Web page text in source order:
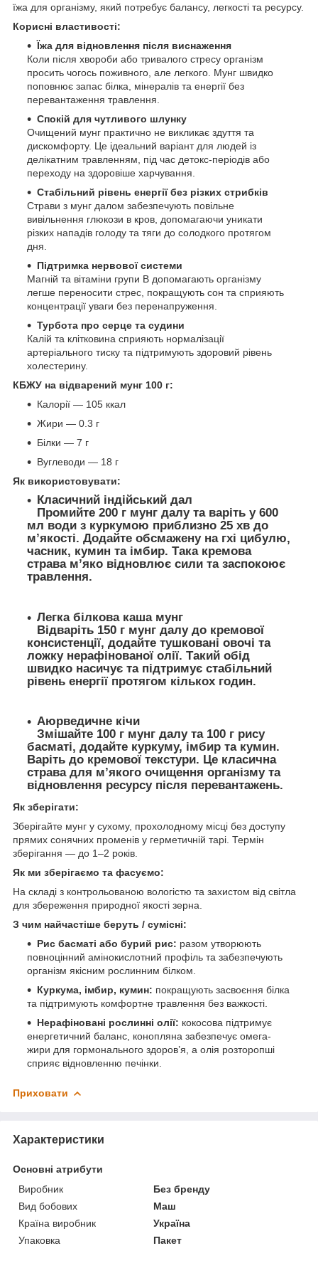
їжа для організму, який потребує балансу, легкості та ресурсу.
Корисні властивості:
Їжа для відновлення після виснаження
Коли після хвороби або тривалого стресу організм
просить чогось поживного, але легкого. Мунг швидко
поповнює запас білка, мінералів та енергії без
перевантаження травлення.
Спокій для чутливого шлунку
Очищений мунг практично не викликає здуття та
дискомфорту. Це ідеальний варіант для людей із
делікатним травленням, під час детокс-періодів або
переходу на здоровіше харчування.
Стабільний рівень енергії без різких стрибків
Страви з мунг далом забезпечують повільне
вивільнення глюкози в кров, допомагаючи уникати
різких нападів голоду та тяги до солодкого протягом
дня.
Підтримка нервової системи
Магній та вітаміни групи B допомагають організму
легше переносити стрес, покращують сон та сприяють
концентрації уваги без перенапруження.
Турбота про серце та судини
Калій та клітковина сприяють нормалізації
артеріального тиску та підтримують здоровий рівень
холестерину.
КБЖУ на відварений мунг 100 г:
Калорії — 105 ккал
Жири — 0.3 г
Білки — 7 г
Вуглеводи — 18 г
Як використовувати:
Класичний індійський дал
Промийте 200 г мунг далу та варіть у 600
мл води з куркумою приблизно 25 хв до
м’якості. Додайте обсмажену на гхі цибулю,
часник, кумин та імбир. Така кремова
страва м’яко відновлює сили та заспокоює
травлення.
Легка білкова каша мунг
Відваріть 150 г мунг далу до кремової
консистенції, додайте тушковані овочі та
ложку нерафінованої олії. Такий обід
швидко насичує та підтримує стабільний
рівень енергії протягом кількох годин.
Аюрведичне кічи
Змішайте 100 г мунг далу та 100 г рису
басматі, додайте куркуму, імбир та кумин.
Варіть до кремової текстури. Це класична
страва для м’якого очищення організму та
відновлення ресурсу після перевантажень.
Як зберігати:
Зберігайте мунг у сухому, прохолодному місці без доступу
прямих сонячних променів у герметичній тарі. Термін
зберігання — до 1–2 років.
Як ми зберігаємо та фасуємо:
На складі з контрольованою вологістю та захистом від світла
для збереження природної якості зерна.
З чим найчастіше беруть / сумісні:
Рис басматі або бурий рис: разом утворюють
повноцінний амінокислотний профіль та забезпечують
організм якісним рослинним білком.
Куркума, імбир, кумин: покращують засвоєння білка
та підтримують комфортне травлення без важкості.
Нерафіновані рослинні олії: кокосова підтримує
енергетичний баланс, конопляна забезпечує омега-
жири для гормонального здоров’я, а олія розторопші
сприяє відновленню печінки.
Приховати
Характеристики
Основні атрибути
Виробник
Без бренду
Вид бобових
Маш
Країна виробник
Україна
Упаковка
Пакет